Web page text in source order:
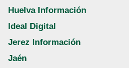
Huelva Información
Ideal Digital
Jerez Información
Jaén